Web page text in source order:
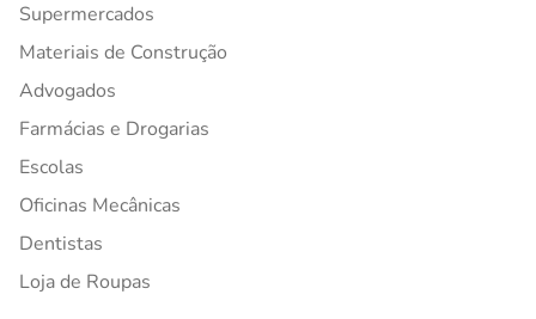
Supermercados
Materiais de Construção
Advogados
Farmácias e Drogarias
Escolas
Oficinas Mecânicas
Dentistas
Loja de Roupas